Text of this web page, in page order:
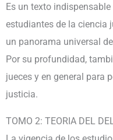
Es un texto
estudiantes de la ciencia
un panorama universal
Por su profundidad,
jueces y en general para
justicia.
TOMO 2: TEORIA DEL